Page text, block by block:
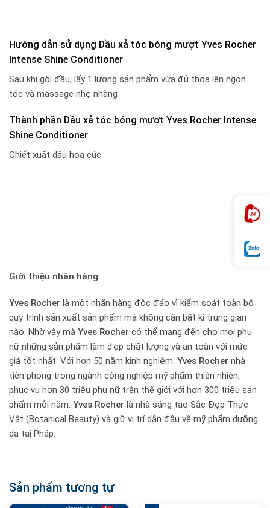
Hướng dẫn sử dụng Dầu xả tóc bóng mượt Yves Rocher
Intense Shine Conditioner
Sau khi gội đầu, lấy 1 lượng sản phẩm vừa đủ thoa lên ngọn
tóc và massage nhẹ nhàng
Thành phần Dầu xả tóc bóng mượt Yves Rocher Intense
Shine Conditioner
Chiết xuất dầu hoa cúc
Giới thiệu nhãn hàng:
Yves Rocher là một nhãn hàng độc đáo vì kiểm soát toàn bộ
quy trình sản xuất sản phẩm mà không cần bất kì trung gian
nào. Nhờ vậy mà Yves Rocher có thể mang đến cho mọi phụ
nữ những sản phẩm làm đẹp chất lượng và an toàn với mức
giá tốt nhất. Với hơn 50 năm kinh nghiệm. Yves Rocher nhà
tiên phong trong ngành công nghiệp mỹ phẩm thiên nhiên,
phục vụ hơn 30 triệu phụ nữ trên thế giới với hơn 300 triệu sản
phẩm mỗi năm. Yves Rocher là nhà sáng tạo Sắc Đẹp Thực
Vật (Botanical Beauty) và giữ vị trí dẫn đầu về mỹ phẩm dưỡng
da tại Pháp.
Sản phẩm tương tự